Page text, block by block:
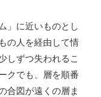
」に近いものとし
の人を経由して情
しずつ失われるこ
クでも、層を順番
合図が遠くの層ま